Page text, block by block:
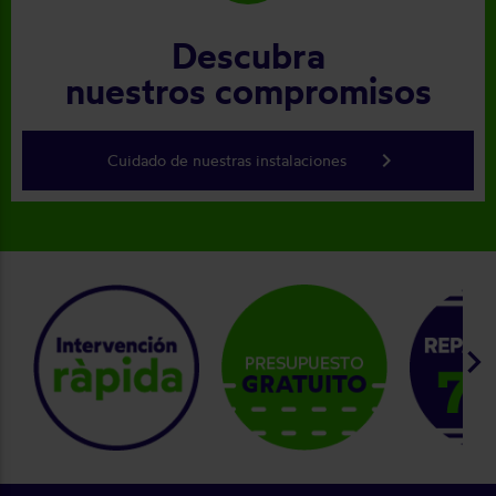
Descubra
nuestros compromisos
Cuidado de nuestras instalaciones keyboard_arrow_right
keyboard_arrow_right